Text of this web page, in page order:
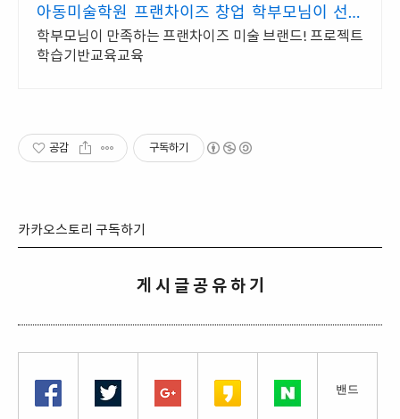
아동미술학원 프랜차이즈 창업 학부모님이 선택
한 브랜드!
학부모님이 만족하는 프랜차이즈 미술 브랜드! 프로젝트
학습기반교육교육
공감 구독하기
카카오스토리 구독하기
게 시 글 공 유 하 기
밴드